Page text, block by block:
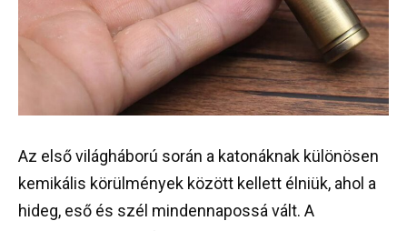
Az első világháború során a katonáknak különösen
kemikális körülmények között kellett élniük, ahol a
hideg, eső és szél mindennapossá vált. A